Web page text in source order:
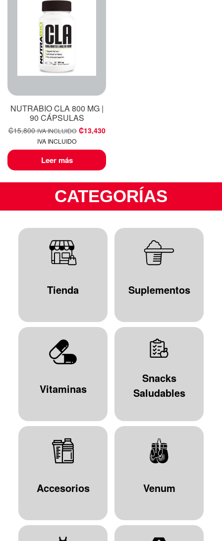
NUTRABIO CLA 800 MG |
90 CÁPSULAS
₡15,800 IVA INCLUIDO ₡13,430
IVA INCLUIDO
Leer más
CATEGORÍAS
Tienda Suplementos
Vitaminas
Snacks
Saludables
Accesorios Venum